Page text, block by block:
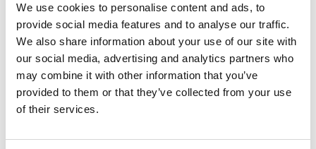
We use cookies to personalise content and ads, to
provide social media features and to analyse our traffic.
We also share information about your use of our site with
our social media, advertising and analytics partners who
may combine it with other information that you’ve
provided to them or that they’ve collected from your use
of their services.
Ytbehandling
Allt material är varmförzinkat enligt SS-EN ISO 1461 som
standard vilket motsvarar klass C3 i BSK07. Du kan även få
dina räcken i rostfritt utförande eller lackerade i valfri kulör.